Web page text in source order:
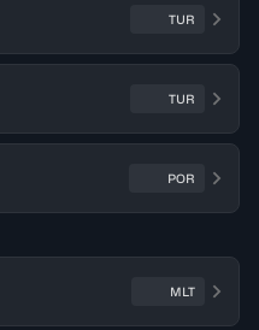
TUR
TUR
POR
MLT